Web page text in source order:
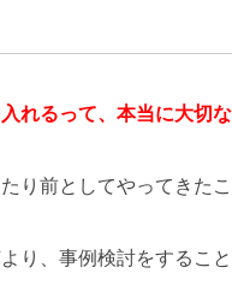
れるって、本当に大切な
り前としてやってきた
り、事例検討をするこ